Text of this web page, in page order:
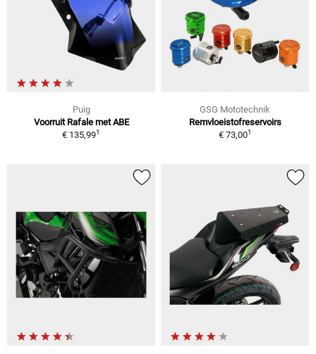
Puig
Voorruit Rafale met ABE
€ 135,991
GSG Mototechnik
Remvloeistofreservoirs
€ 73,001